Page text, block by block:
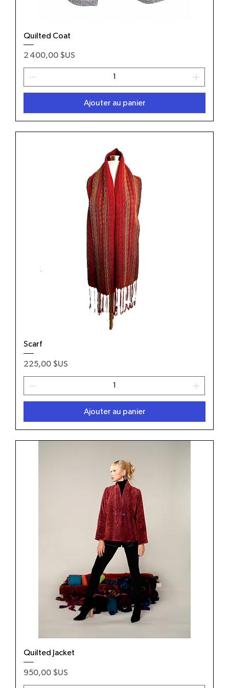
Quilted Coat
Prix
2 400,00 $US
Ajouter au panier
Scarf
Prix
225,00 $US
Ajouter au panier
Quilted Jacket
Prix
950,00 $US